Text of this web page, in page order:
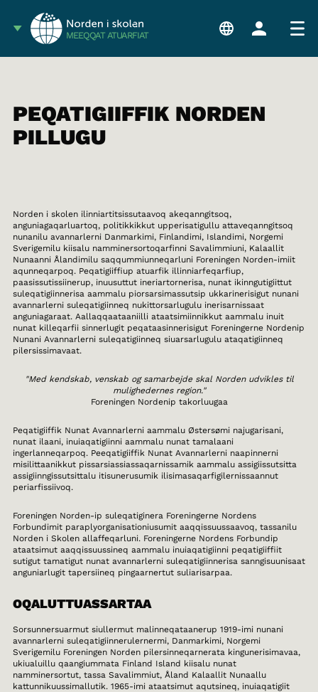
MEEQQAT ATUARFIAT
PEQATIGIIFFIK NORDEN
PILLUGU
Norden i skolen ilinniartitsissutaavoq akeqanngitsoq,
anguniagaqarluartoq, politikkikkut upperisatigullu attaveqanngitsoq
nunanilu avannarlerni Danmarkimi, Finlandimi, Islandimi, Norgemi
Sverigemilu kiisalu namminersortoqarfinni Savalimmiuni, Kalaallit
Nunaanni Ålandimilu saqqummiunneqarluni Foreningen Norden-imiit
aqunneqarpoq. Peqatigiiffiup atuarfik illinniarfeqarfiup,
paasissutissiinerup, inuusuttut ineriartornerisa, nunat ikinngutigiittut
suleqatigiinnerisa aammalu piorsarsimassutsip ukkarinerisigut nunani
avannarlerni suleqatigiinneq nukittorsarlugulu inerisarnissaat
anguniagaraat. Aallaqqaataaniilli ataatsimiinnikkut aammalu inuit
nunat killeqarfii sinnerlugit peqataasinnerisigut Foreningerne Nordenip
Nunani Avannarlerni suleqatigiinneq siuarsarlugulu ataqatigiinneq
pilersissimavaat.
"Med kendskab, venskab og samarbejde skal Norden udvikles til
mulighedernes region."
Foreningen Nordenip takorluugaa
Peqatigiiffik Nunat Avannarlerni aammalu Østersømi najugarisani,
nunat ilaani, inuiaqatigiinni aammalu nunat tamalaani
ingerlanneqarpoq. Peeqatigiiffik Nunat Avannarlerni naapinnerni
misilittaanikkut pissarsiassiassaqarnissamik aammalu assigiissutsitta
assigiinngissutsittalu itisunerusumik ilisimasaqarfigilernissaannut
periarfissiivoq.
Foreningen Norden-ip suleqatiginera Foreningerne Nordens
Forbundimit paraplyorganisationiusumit aaqqissuussaavoq, tassanilu
Norden i Skolen allaffeqarluni. Foreningerne Nordens Forbundip
ataatsimut aaqqissuussineq aammalu inuiaqatigiinni peqatigiiffiit
sutigut tamatigut nunat avannarlerni suleqatigiinnerisa sanngisuunisaat
anguniarlugit tapersiineq pingaarnertut suliarisarpaa.
OQALUTTUASSARTAA
Sorsunnersuarmut siullermut malinneqataanerup 1919-imi nunani
avannarlerni suleqatigiinnerulernermi, Danmarkimi, Norgemi
Sverigemilu Foreningen Norden pilersinneqarnerata kingunerisimavaa,
ukiualuillu qaangiummata Finland Island kiisalu nunat
namminersortut, tassa Savalimmiut, Åland Kalaallit Nunaallu
kattunnikuussimallutik. 1965-imi ataatsimut aqutsineq, inuiaqatigiit